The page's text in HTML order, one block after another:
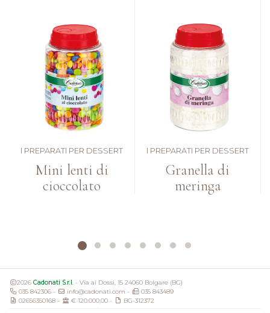
I PREPARATI PER DESSERT
Mini lenti di
cioccolato
I PREPARATI PER DESSERT
Granella di
meringa
2026Cadonati S.r.l. - Via ai Dossi, 15 24060 Bolgare (BG)
035 842306 -
info@cadonati.com -
035 843489
02656350168 -
€ 120.000,00 - BG-312372